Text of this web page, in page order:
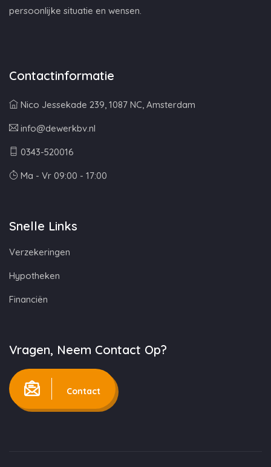
persoonlijke situatie en wensen.
Contactinformatie
Nico Jessekade 239, 1087 NC, Amsterdam
info@dewerkbv.nl
0343-520016
Ma - Vr 09:00 - 17:00
Snelle Links
Verzekeringen
Hypotheken
Financiën
Vragen, Neem Contact Op?
Contact